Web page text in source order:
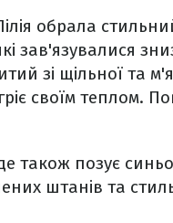
обрала
зав'язувалися
зі щільної та
своїм теплом.
також позує
штанів та